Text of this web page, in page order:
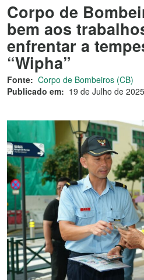
Corpo de
bem aos
enfrentar a
“Wipha”
Fonte: Corpo de Bombeiros (CB)
Publicado em: 19 de Julho de